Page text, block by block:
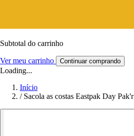
Subtotal do carrinho
Ver meu carrinho Continuar comprando
Loading...
Início
/ Sacola as costas Eastpak Day Pak'r